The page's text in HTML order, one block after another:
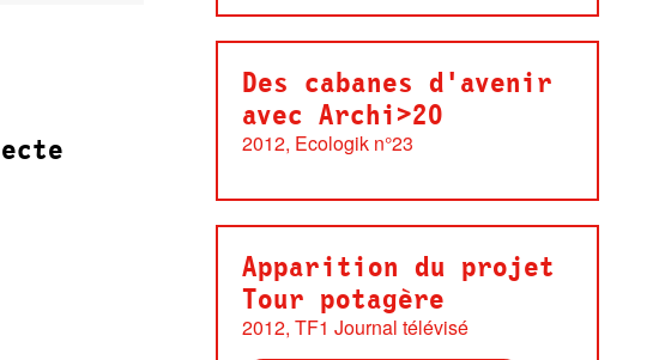
Des cabanes d'avenir
avec Archi>20
2012, Ecologik n°23
Apparition du projet
Tour potagère
2012, TF1 Journal télévisé